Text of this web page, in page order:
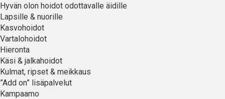
Hyvän olon hoidot odottavalle äidille
Lapsille & nuorille
Kasvohoidot
Vartalohoidot
Hieronta
Käsi & jalkahoidot
Kulmat, ripset & meikkaus
”Add on” lisäpalvelut
Kampaamo